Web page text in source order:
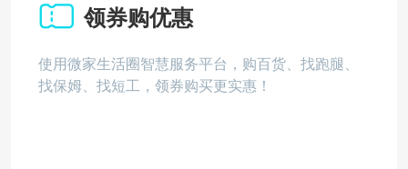
领券购优惠
使用微家生活圈智慧服务平台，购百货、找跑腿、
找保姆、找短工，领券购买更实惠！